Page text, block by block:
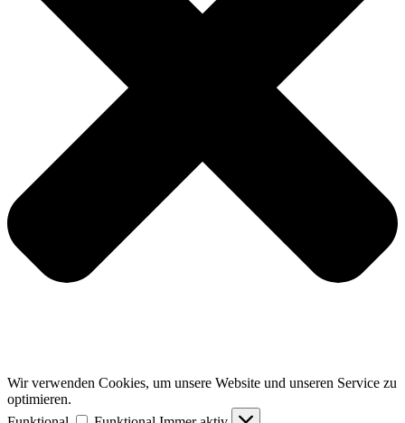
Wir verwenden Cookies, um unsere Website und unseren Service zu
optimieren.